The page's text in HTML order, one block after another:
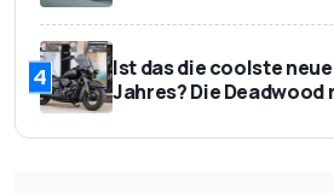
4
Ist das die coolste
Jahres? Die Deadwood